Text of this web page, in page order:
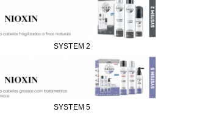
SYSTEM 2
SYSTEM 5